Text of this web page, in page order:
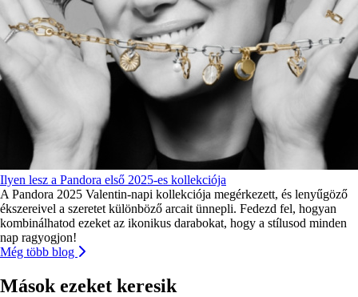
Ilyen lesz a Pandora első 2025-es kollekciója
A Pandora 2025 Valentin-napi kollekciója megérkezett, és lenyűgöző
ékszereivel a szeretet különböző arcait ünnepli. Fedezd fel, hogyan
kombinálhatod ezeket az ikonikus darabokat, hogy a stílusod minden
nap ragyogjon!
Még több blog
Mások ezeket keresik